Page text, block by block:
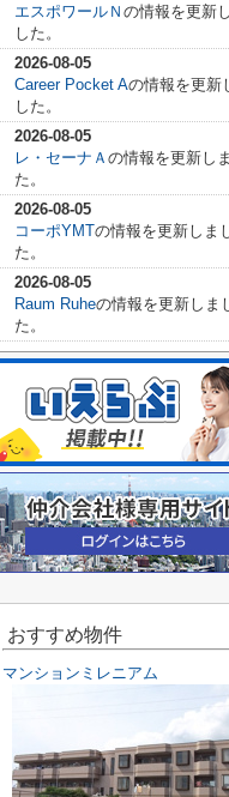
エスポワールＮ の情報を更新
した。
2026-08-05
Career Pocket Aの情報を更新
した。
2026-08-05
レ・セーナＡ の情報を更新し
た。
2026-08-05
コーポYMTの情報を更新しま
た。
2026-08-05
Raum Ruheの情報を更新しま
た。
おすすめ物件
マンションミレニアム